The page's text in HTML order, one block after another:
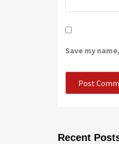
Save my
Recent